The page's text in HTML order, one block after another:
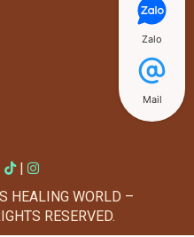
|
HEALING WORLD –
RESERVED.
Zalo
Mail